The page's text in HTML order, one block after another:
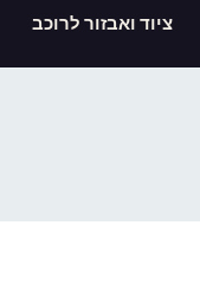
ציוד ואבזור לרוכב